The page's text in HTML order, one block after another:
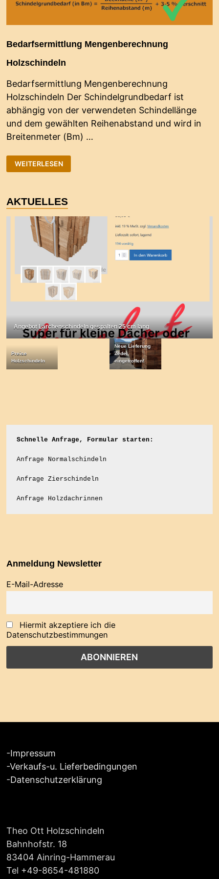
Bedarfsermittlung Mengenberechnung
Holzschindeln
Bedarfsermittlung Mengenberechnung
Holzschindeln Der Schindelgrundbedarf ist
abhängig von der verwendeten Schindellänge
und dem gewählten Reihenabstand und wird in
Breitenmeter (Bm) …
BEDARFSERMITTLUNG
MENGENBERECHNUNG
HOLZSCHINDELN
WEITERLESEN
AKTUELLES
Angebot Lärchenschindeln gespalten 25 cm lang
Preise
Holzschindeln
Neue Lieferung
Zeder
eingetroffen!
Schnelle Anfrage, Formular starten:
Anfrage Normalschindeln
Anfrage Zierschindeln
Anfrage Holzdachrinnen
Anmeldung Newsletter
E-Mail-Adresse
Hiermit akzeptiere ich die
Datenschutzbestimmungen
-Impressum
-Verkaufs-u. Lieferbedingungen
-Datenschutzerklärung
Theo Ott Holzschindeln
Bahnhofstr. 18
83404 Ainring-Hammerau
Tel +49-8654-481880